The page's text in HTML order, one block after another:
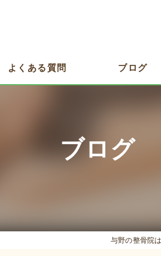
よくある質問 ブログ
ブログ
与野の整骨院